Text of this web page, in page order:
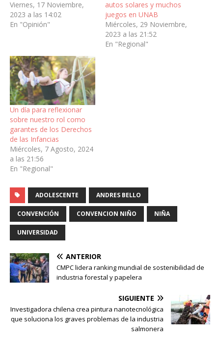
Viernes, 17 Noviembre,
2023 a las 14:02
En "Opinión"
autos solares y muchos
juegos en UNAB
Miércoles, 29 Noviembre,
2023 a las 21:52
En "Regional"
Un día para reflexionar
sobre nuestro rol como
garantes de los Derechos
de las Infancias
Miércoles, 7 Agosto, 2024
a las 21:56
En "Regional"
ADOLESCENTE ANDRES BELLO
CONVENCIÓN CONVENCION NIÑO NIÑA
UNIVERSIDAD
ANTERIOR
CMPC lidera ranking mundial de sostenibilidad de
industria forestal y papelera
SIGUIENTE
Investigadora chilena crea pintura nanotecnológica
que soluciona los graves problemas de la industria
salmonera